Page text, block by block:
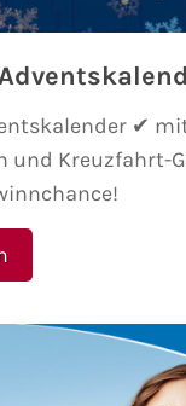
& Madeira
✔
und Kreuzfahrt-